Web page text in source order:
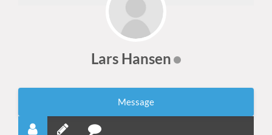
Lars Hansen
Message